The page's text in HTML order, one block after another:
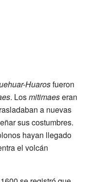
Huarosfueron
. Losmitimaeseran
a nuevas
sus costumbres.
hayan llegado
el volcán